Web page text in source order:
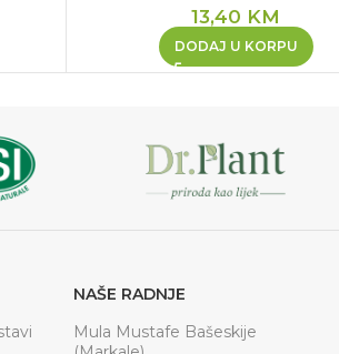
13,40 KM
DODAJ U KORPU
NAŠE RADNJE
Mula Mustafe Bašeskije